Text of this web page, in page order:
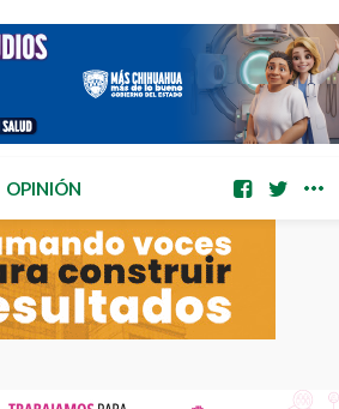
OPINIÓN